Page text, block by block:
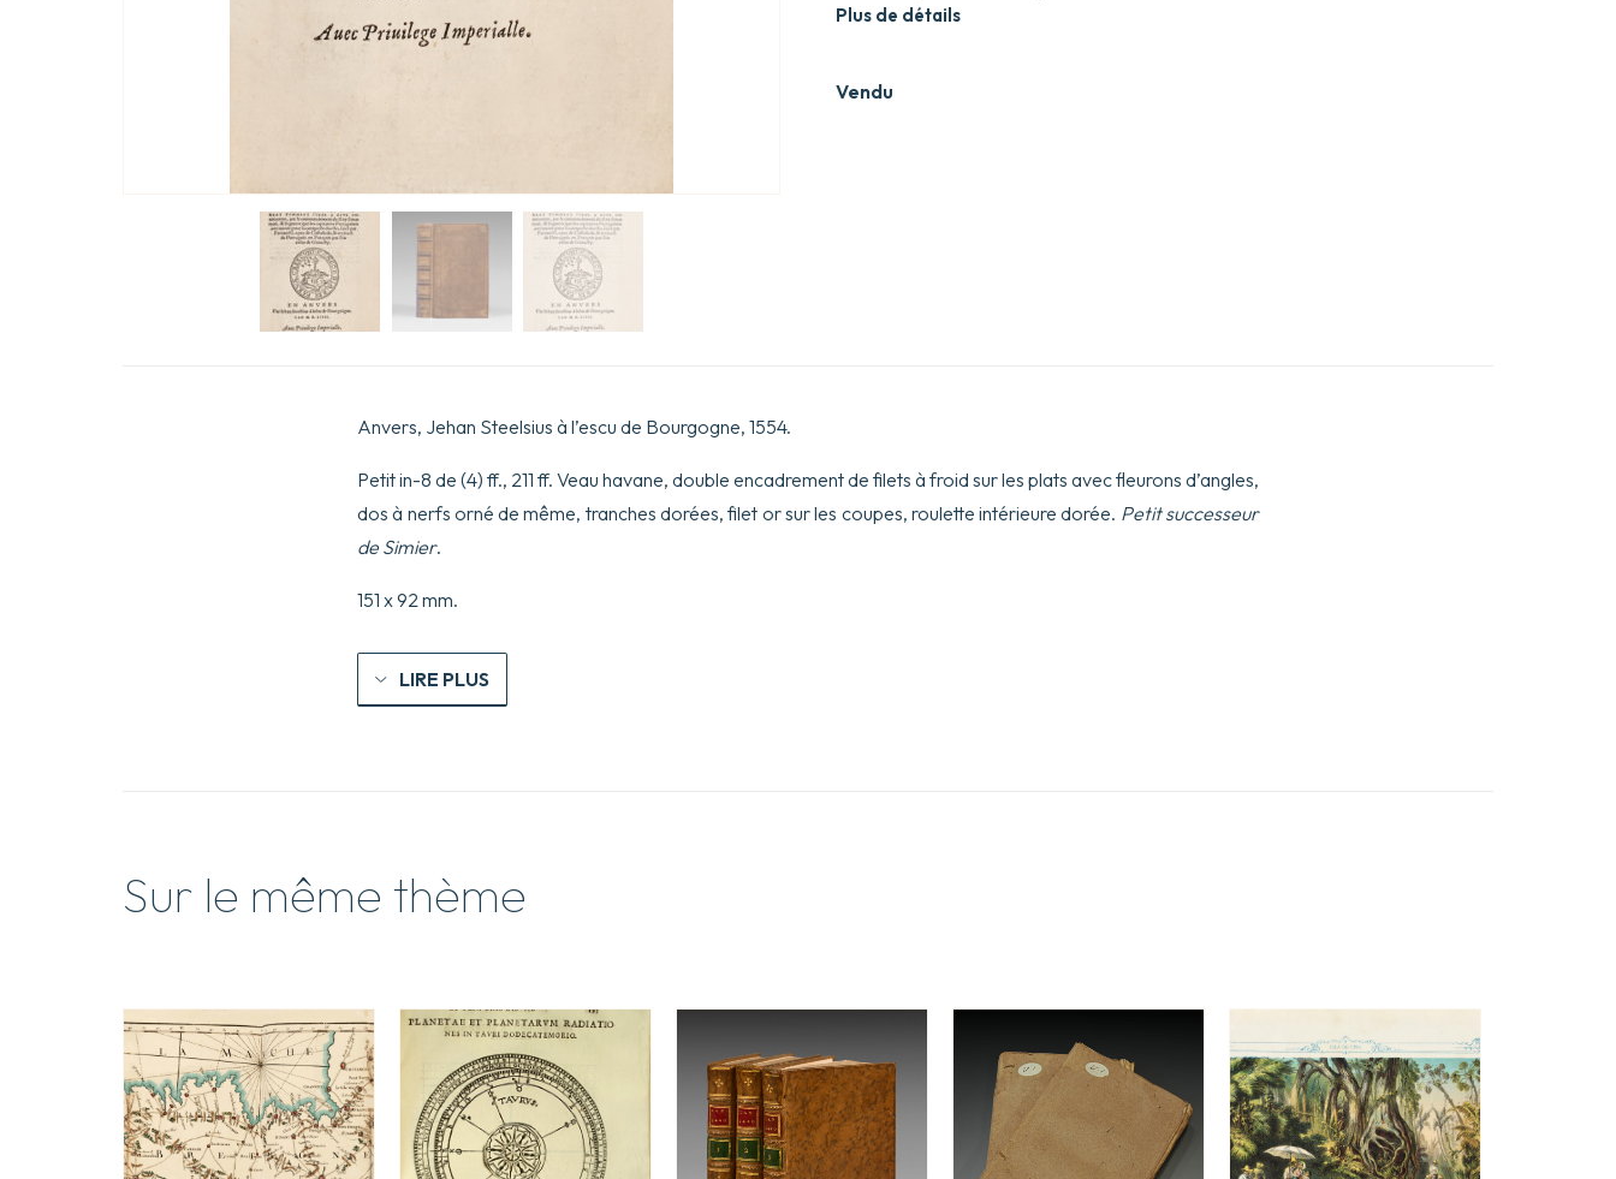
Vendu
Plus de détails
Anvers, Jehan Steelsius à l’escu de Bourgogne, 1554.
Petit in-8 de (4) ff., 211 ff. Veau havane, double encadrement de filets à froid sur les plats avec fleurons d’angles,
dos à nerfs orné de même, tranches dorées, filet or sur les coupes, roulette intérieure dorée. Petit successeur
de Simier.
151 x 92 mm.
LIRE PLUS
Sur le même thème